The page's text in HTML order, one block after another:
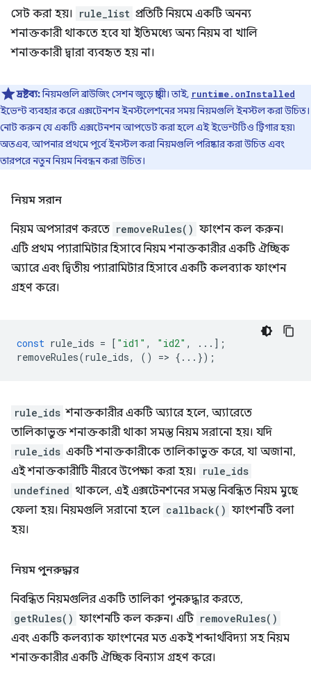
সেট করা হয়। rule_list প্রতিটি নিয়মে একটি অনন্য
শনাক্তকারী থাকতে হবে যা ইতিমধ্যে অন্য নিয়ম বা খালি
শনাক্তকারী দ্বারা ব্যবহৃত হয় না।
দ্রষ্টব্য:নিয়মগুলি ব্রাউজিং সেশন জুড়ে স্থায়ী। তাই, runtime.onInstalled
ইভেন্ট ব্যবহার করে এক্সটেনশন ইনস্টলেশনের সময় নিয়মগুলি ইনস্টল করা উচিত।
নোট করুন যে একটি এক্সটেনশন আপডেট করা হলে এই ইভেন্টটিও ট্রিগার হয়৷
অতএব, আপনার প্রথমে পূর্বে ইনস্টল করা নিয়মগুলি পরিষ্কার করা উচিত এবং
তারপরে নতুন নিয়ম নিবন্ধন করা উচিত।
নিয়ম সরান
নিয়ম অপসারণ করতে removeRules() ফাংশন কল করুন।
এটি প্রথম প্যারামিটার হিসাবে নিয়ম শনাক্তকারীর একটি ঐচ্ছিক
অ্যারে এবং দ্বিতীয় প্যারামিটার হিসাবে একটি কলব্যাক ফাংশন
গ্রহণ করে।
const rule_ids = [ "id1" , "id2" ,
...];
removeRules(rule_ids, () => {...});
rule_ids শনাক্তকারীর একটি অ্যারে হলে, অ্যারেতে
তালিকাভুক্ত শনাক্তকারী থাকা সমস্ত নিয়ম সরানো হয়। যদি
rule_ids একটি শনাক্তকারীকে তালিকাভুক্ত করে, যা অজানা,
এই শনাক্তকারীটি নীরবে উপেক্ষা করা হয়। rule_ids
undefined থাকলে, এই এক্সটেনশনের সমস্ত নিবন্ধিত নিয়ম মুছে
ফেলা হয়। নিয়মগুলি সরানো হলে callback() ফাংশনটি বলা
হয়।
নিয়ম পুনরুদ্ধার
নিবন্ধিত নিয়মগুলির একটি তালিকা পুনরুদ্ধার করতে,
getRules() ফাংশনটি কল করুন। এটি removeRules()
এবং একটি কলব্যাক ফাংশনের মত একই শব্দার্থবিদ্যা সহ নিয়ম
শনাক্তকারীর একটি ঐচ্ছিক বিন্যাস গ্রহণ করে।